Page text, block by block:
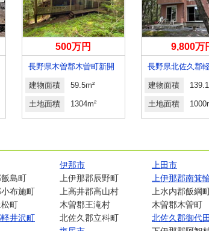
500万円
長野県木曽郡木曽町新開
建物面積 59.5m²
土地面積 1304m²
9,800万
建物面積
土地面積
伊那市
上田市
飯島町 上伊那郡辰野町
上伊那郡南箕
小布施町 上高井郡高山村
上水内郡飯綱
町 木曽郡王滝村
木曽郡木曽町
井沢町 北佐久郡立科町
北佐久郡御代